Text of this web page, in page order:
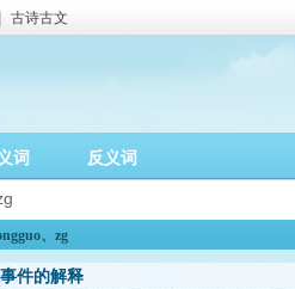
古诗古文
词 反义词
、zg
件的解释